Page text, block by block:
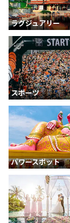
ラグジュアリー
スポーツ
パワースポット